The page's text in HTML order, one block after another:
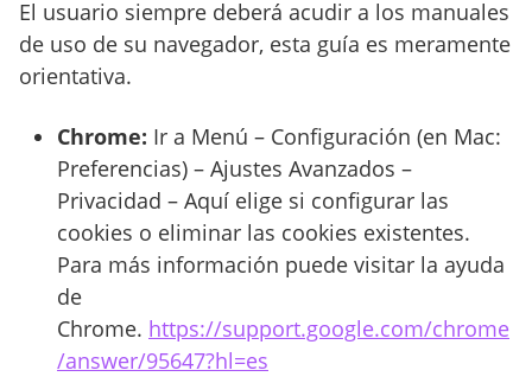
El usuario siempre deberá acudir a los manuales
de uso de su navegador, esta guía es meramente
orientativa.
Chrome: Ir a Menú – Configuración (en Mac:
Preferencias) – Ajustes Avanzados –
Privacidad – Aquí elige si configurar las
cookies o eliminar las cookies existentes.
Para más información puede visitar la ayuda
de
Chrome. https://support.google.com/chrome
/answer/95647?hl=es